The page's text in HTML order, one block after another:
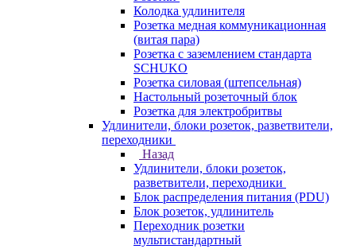
Колодка удлинителя
Розетка медная коммуникационная
(витая пара)
Розетка с заземлением стандарта
SCHUKO
Розетка силовая (штепсельная)
Настольный розеточный блок
Розетка для электробритвы
Удлинители, блоки розеток, разветвители,
переходники
Назад
Удлинители, блоки розеток,
разветвители, переходники
Блок распределения питания (PDU)
Блок розеток, удлинитель
Переходник розетки
мультистандартный